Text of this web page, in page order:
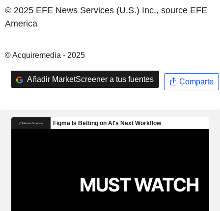
© 2025 EFE News Services (U.S.) Inc., source EFE
America
© Acquiremedia - 2025
Añadir MarketScreener a tus fuentes Comparte